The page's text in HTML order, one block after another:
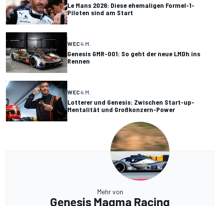
Le Mans 2026: Diese ehemaligen Formel-1-
Piloten sind am Start
WEC4 M.
Genesis GMR-001: So geht der neue LMDh ins
Rennen
WEC4 M.
Lotterer und Genesis: Zwischen Start-up-
Mentalität und Großkonzern-Power
Mehr von
Genesis Magma Racing